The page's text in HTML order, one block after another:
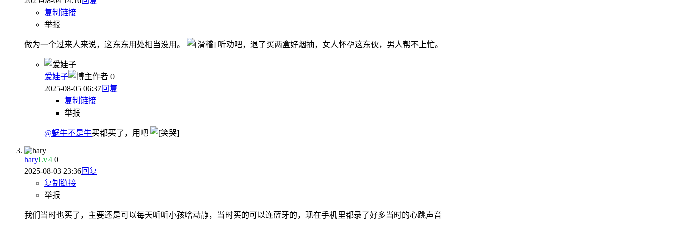
复制链接
举报
做为一个过来人来说，这东东用处相当没用。 听劝吧，退了买两盒好烟抽，女人怀孕这东伙，男人帮不上忙。
爱娃子 作者 0
2025-08-05 06:37回复
复制链接
举报
@蜗牛不是牛买都买了，用吧
haryLv4 0
2025-08-03 23:36回复
复制链接
举报
我们当时也买了，主要还是可以每天听听小孩啥动静，当时买的可以连蓝牙的，现在手机里都录了好多当时的心跳声音